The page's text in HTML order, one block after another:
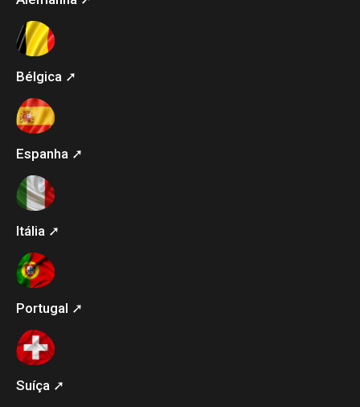
Bélgica ➚
Espanha ➚
Itália ➚
Portugal ➚
Suíça ➚